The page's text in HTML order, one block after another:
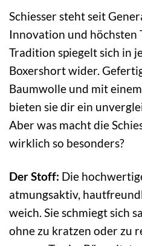
Schiesser steht seit
Innovation und höchsten
Tradition spiegelt sich in
Boxershort wider.
Baumwolle und mit
bieten sie dir ein
Aber was macht die
wirklich so besonders?
Der Stoff: Die
atmungsaktiv,
weich. Sie schmiegt sich
ohne zu kratzen oder zu